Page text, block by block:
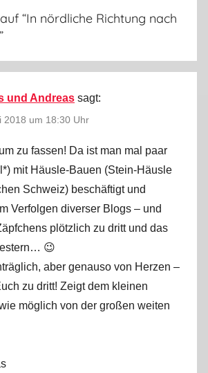
“In nördliche Richtung nach
”
und Andreas sagt:
2018 um 18:30 Uhr
zu fassen! Da ist man mal paar
mit Häusle-Bauen (Stein-Häusle
Schweiz) beschäftigt und
Verfolgen diverser Blogs – und
plötzlich zu dritt und das
😉
aber genauso von Herzen –
zu dritt! Zeigt dem kleinen
möglich von der großen weiten